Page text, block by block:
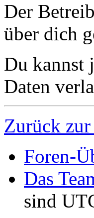
Der
über dich
Du kannst
Daten
Zurück zur
Foren-
Das
sind